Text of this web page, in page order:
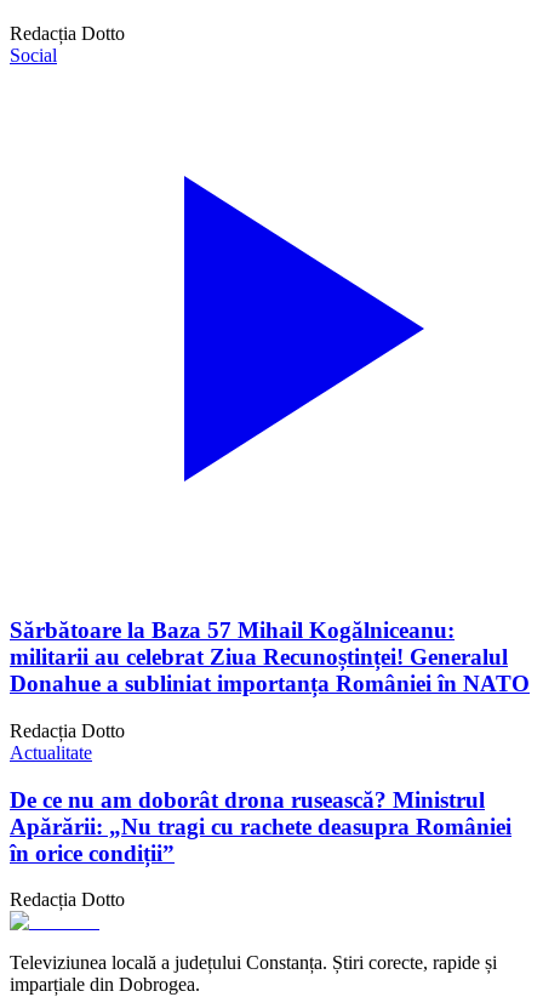
Redacția Dotto
Social
Sărbătoare la Baza 57 Mihail Kogălniceanu:
militarii au celebrat Ziua Recunoștinței! Generalul
Donahue a subliniat importanța României în NATO
Redacția Dotto
Actualitate
De ce nu am doborât drona rusească? Ministrul
Apărării: „Nu tragi cu rachete deasupra României
în orice condiții”
Redacția Dotto
Televiziunea locală a județului Constanța. Știri corecte, rapide și
imparțiale din Dobrogea.